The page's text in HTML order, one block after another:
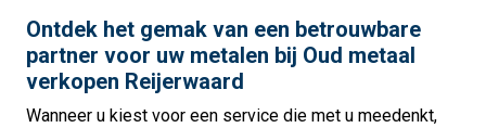
Ontdek het gemak van een betrouwbare
partner voor uw metalen bij Oud metaal
verkopen Reijerwaard
Wanneer u kiest voor een service die met u meedenkt,